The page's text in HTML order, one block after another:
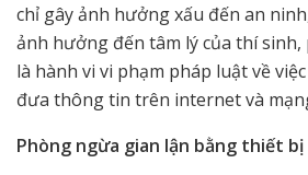
chỉ gây ảnh hưởng xấu đến an
ảnh hưởng đến tâm lý của thí sinh,
là hành vi vi phạm pháp luật về
đưa thông tin trên internet và
Phòng ngừa gian lận bằng thiết bị